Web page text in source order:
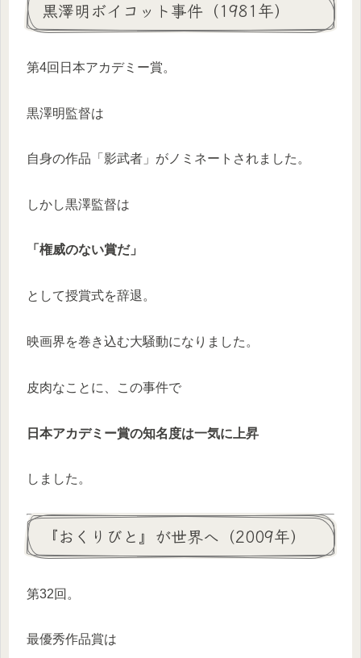
黒澤明ボイコット事件（1981年）
第4回日本アカデミー賞。
黒澤明監督は
自身の作品「影武者」がノミネートされました。
しかし黒澤監督は
「権威のない賞だ」
として授賞式を辞退。
映画界を巻き込む大騒動になりました。
皮肉なことに、この事件で
日本アカデミー賞の知名度は一気に上昇
しました。
『おくりびと』が世界へ（2009年）
第32回。
最優秀作品賞は